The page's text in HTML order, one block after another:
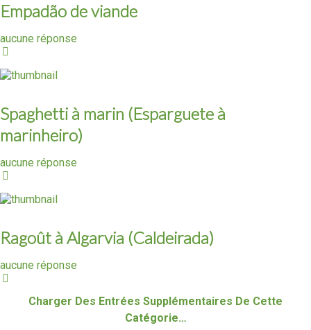
Empadão de viande
aucune réponse
Spaghetti à marin (Esparguete à
marinheiro)
aucune réponse
Ragoût à Algarvia (Caldeirada)
aucune réponse
Charger Des Entrées Supplémentaires De Cette
Catégorie…